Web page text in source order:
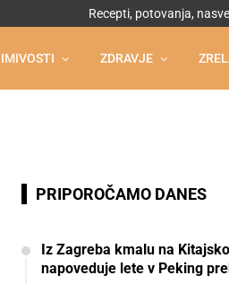
Recepti, potovanja,
ZDRAVJE
PRIPOROČAMO DANES
Iz Zagreba kmalu na
napoveduje lete v Peking